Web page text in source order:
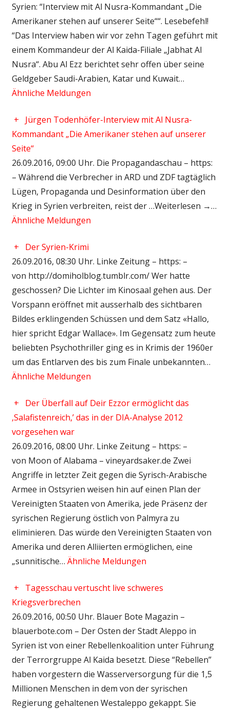
Syrien: “Interview mit Al Nusra-Kommandant „Die
Amerikaner stehen auf unserer Seite““. Lesebefehl!
“Das Interview haben wir vor zehn Tagen geführt mit
einem Kommandeur der Al Kaida-Filiale „Jabhat Al
Nusra“. Abu Al Ezz berichtet sehr offen über seine
Geldgeber Saudi-Arabien, Katar und Kuwait…
Ähnliche Meldungen
+
Jürgen Todenhöfer-Interview mit Al Nusra-
Kommandant „Die Amerikaner stehen auf unserer
Seite“
26.09.2016, 09:00 Uhr. Die Propagandaschau – https:
– Während die Verbrecher in ARD und ZDF tagtäglich
Lügen, Propaganda und Desinformation über den
Krieg in Syrien verbreiten, reist der …Weiterlesen →…
Ähnliche Meldungen
+
Der Syrien-Krimi
26.09.2016, 08:30 Uhr. Linke Zeitung – https: –
von http://domiholblog.tumblr.com/ Wer hatte
geschossen? Die Lichter im Kinosaal gehen aus. Der
Vorspann eröffnet mit ausserhalb des sichtbaren
Bildes erklingenden Schüssen und dem Satz «Hallo,
hier spricht Edgar Wallace». Im Gegensatz zum heute
beliebten Psychothriller ging es in Krimis der 1960er
um das Entlarven des bis zum Finale unbekannten…
Ähnliche Meldungen
+
Der Überfall auf Deir Ezzor ermöglicht das
‚Salafistenreich,’ das in der DIA-Analyse 2012
vorgesehen war
26.09.2016, 08:00 Uhr. Linke Zeitung – https: –
von Moon of Alabama – vineyardsaker.de Zwei
Angriffe in letzter Zeit gegen die Syrisch-Arabische
Armee in Ostsyrien weisen hin auf einen Plan der
Vereinigten Staaten von Amerika, jede Präsenz der
syrischen Regierung östlich von Palmyra zu
eliminieren. Das würde den Vereinigten Staaten von
Amerika und deren Alliierten ermöglichen, eine
„sunnitische… Ähnliche Meldungen
+
Tagesschau vertuscht live schweres
Kriegsverbrechen
26.09.2016, 00:50 Uhr. Blauer Bote Magazin –
blauerbote.com – Der Osten der Stadt Aleppo in
Syrien ist von einer Rebellenkoalition unter Führung
der Terrorgruppe Al Kaida besetzt. Diese “Rebellen”
haben vorgestern die Wasserversorgung für die 1,5
Millionen Menschen in dem von der syrischen
Regierung gehaltenen Westaleppo gekappt. Sie